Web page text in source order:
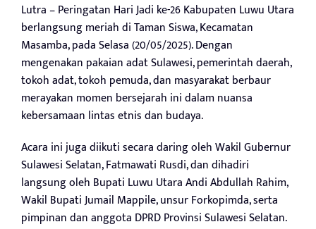
Lutra – Peringatan Hari Jadi ke-26 Kabupaten Luwu Utara
berlangsung meriah di Taman Siswa, Kecamatan
Masamba, pada Selasa (20/05/2025). Dengan
mengenakan pakaian adat Sulawesi, pemerintah daerah,
tokoh adat, tokoh pemuda, dan masyarakat berbaur
merayakan momen bersejarah ini dalam nuansa
kebersamaan lintas etnis dan budaya.
Acara ini juga diikuti secara daring oleh Wakil Gubernur
Sulawesi Selatan, Fatmawati Rusdi, dan dihadiri
langsung oleh Bupati Luwu Utara Andi Abdullah Rahim,
Wakil Bupati Jumail Mappile, unsur Forkopimda, serta
pimpinan dan anggota DPRD Provinsi Sulawesi Selatan.